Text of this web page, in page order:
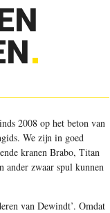
2008 op het beton van
We zijn in goed
kranen Brabo, Titan
ander zwaar spul kunnen
van Dewindt’. Omdat